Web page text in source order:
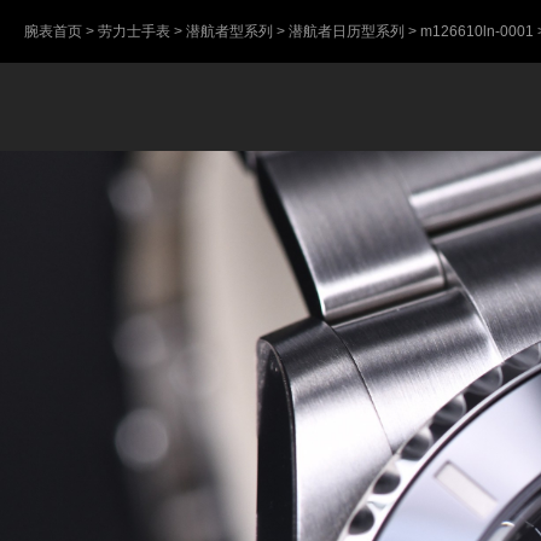
腕表首页 > 劳力士手表 > 潜航者型系列 > 潜航者日历型系列 > m126610ln-0001